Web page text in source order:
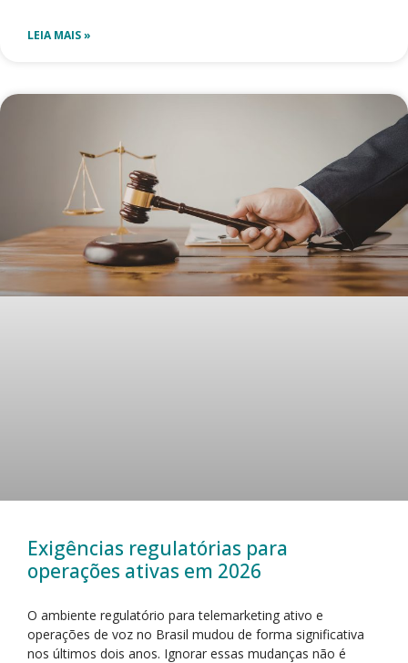
LEIA MAIS »
Exigências regulatórias para
operações ativas em 2026
O ambiente regulatório para telemarketing ativo e
operações de voz no Brasil mudou de forma significativa
nos últimos dois anos. Ignorar essas mudanças não é